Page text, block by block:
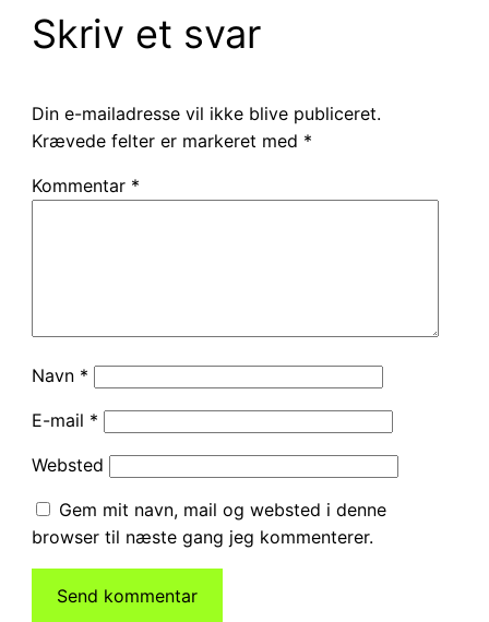
Skriv et svar
Din e-mailadresse vil ikke blive publiceret.
Krævede felter er markeret med *
Kommentar *
Navn *
E-mail *
Websted
Gem mit navn, mail og websted i denne
browser til næste gang jeg kommenterer.